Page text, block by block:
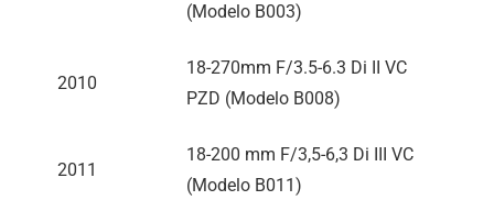
(Modelo B003)
2010
18-270mm F/3.5-6.3 Di II VC
PZD (Modelo B008)
2011
18-200 mm F/3,5-6,3 Di III VC
(Modelo B011)